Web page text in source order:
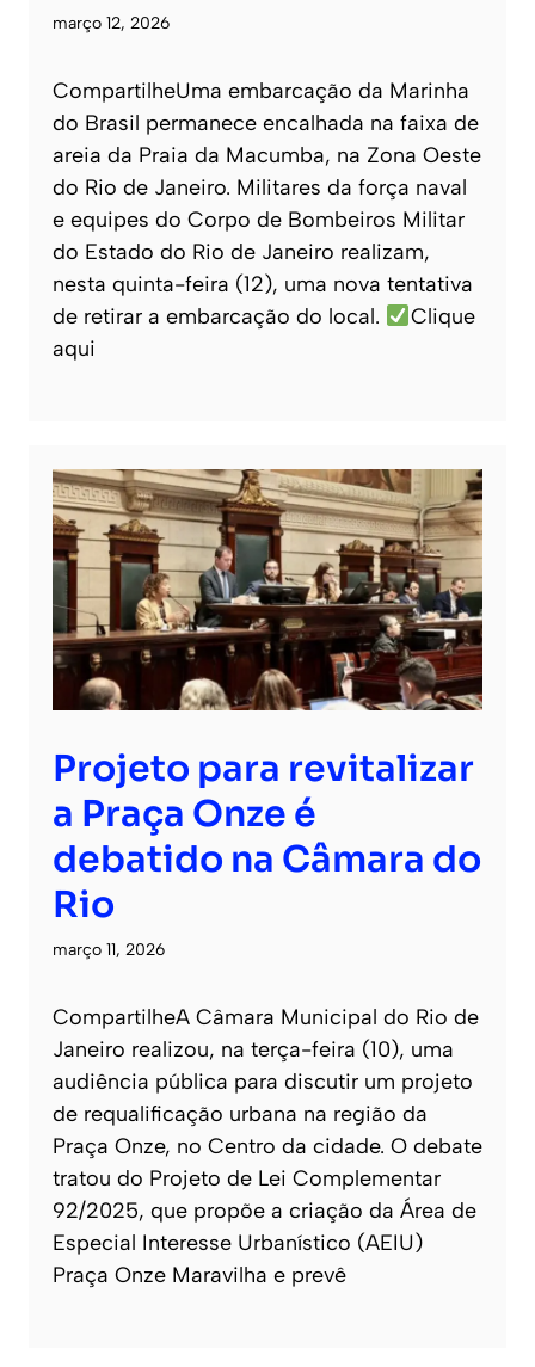
março 12, 2026
CompartilheUma embarcação da Marinha
do Brasil permanece encalhada na faixa de
areia da Praia da Macumba, na Zona Oeste
do Rio de Janeiro. Militares da força naval
e equipes do Corpo de Bombeiros Militar
do Estado do Rio de Janeiro realizam,
nesta quinta-feira (12), uma nova tentativa
de retirar a embarcação do local.
Clique
aqui
Projeto para revitalizar
a Praça Onze é
debatido na Câmara do
Rio
março 11, 2026
CompartilheA Câmara Municipal do Rio de
Janeiro realizou, na terça-feira (10), uma
audiência pública para discutir um projeto
de requalificação urbana na região da
Praça Onze, no Centro da cidade. O debate
tratou do Projeto de Lei Complementar
92/2025, que propõe a criação da Área de
Especial Interesse Urbanístico (AEIU)
Praça Onze Maravilha e prevê